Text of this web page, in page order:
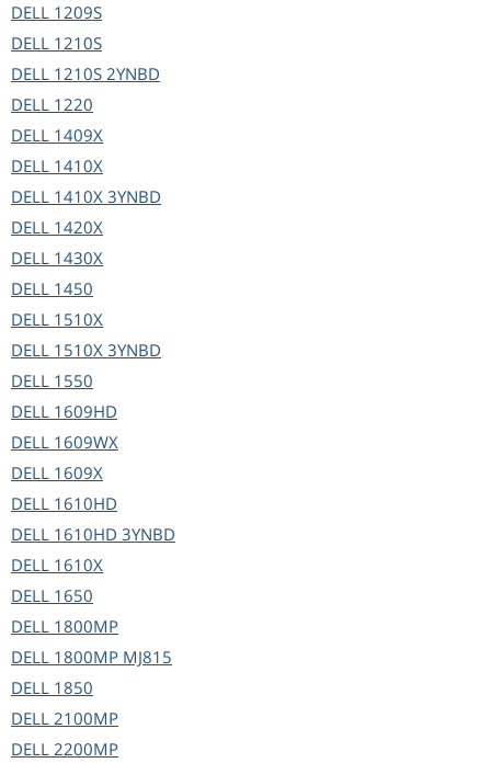
DELL 1209S
DELL 1210S
DELL 1210S 2YNBD
DELL 1220
DELL 1409X
DELL 1410X
DELL 1410X 3YNBD
DELL 1420X
DELL 1430X
DELL 1450
DELL 1510X
DELL 1510X 3YNBD
DELL 1550
DELL 1609HD
DELL 1609WX
DELL 1609X
DELL 1610HD
DELL 1610HD 3YNBD
DELL 1610X
DELL 1650
DELL 1800MP
DELL 1800MP MJ815
DELL 1850
DELL 2100MP
DELL 2200MP